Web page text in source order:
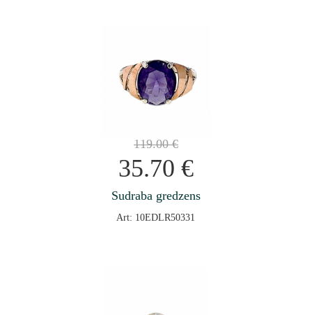
119.00€
35.70 €
Sudraba gredzens
Art: 10EDLR50331